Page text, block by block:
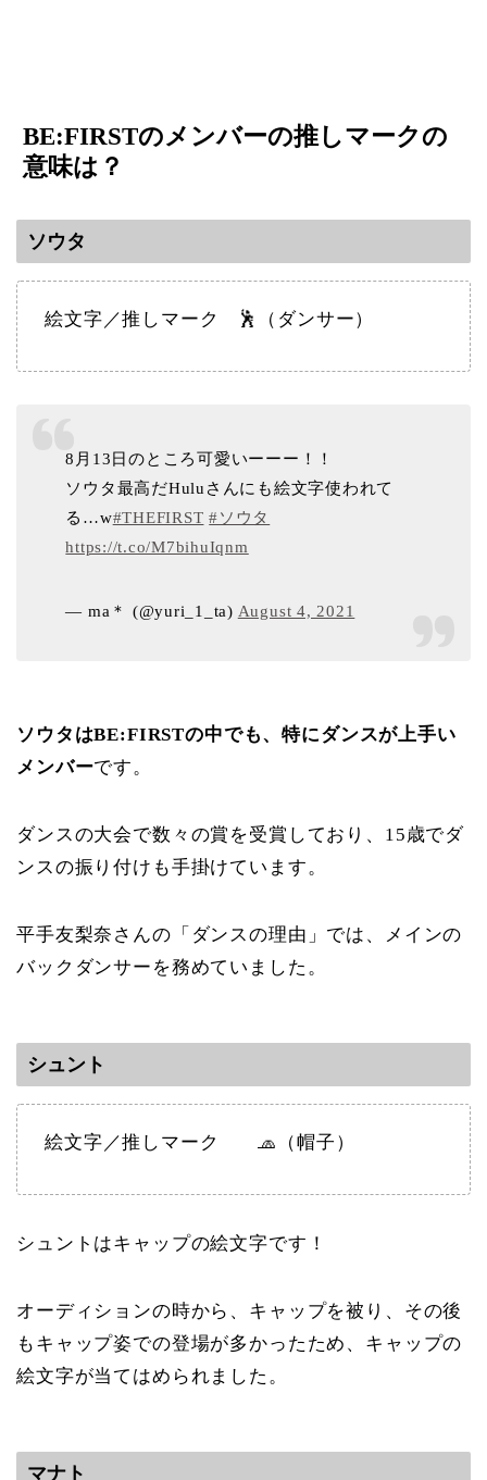
BE:FIRSTのメンバーの推しマークの
意味は？
ソウタ
絵文字／推しマーク 🕺（ダンサー）
8月13日のところ可愛いーーー！！
ソウタ最高だHuluさんにも絵文字使われて
る…w#THEFIRST #ソウタ
https://t.co/M7bihuIqnm
— ma＊ (@yuri_1_ta) August 4, 2021
ソウタはBE:FIRSTの中でも、特にダンスが上手い
メンバーです。
ダンスの大会で数々の賞を受賞しており、15歳でダ
ンスの振り付けも手掛けています。
平手友梨奈さんの「ダンスの理由」では、メインの
バックダンサーを務めていました。
シュント
絵文字／推しマーク 🧢（帽子）
シュントはキャップの絵文字です！
オーディションの時から、キャップを被り、その後
もキャップ姿での登場が多かったため、キャップの
絵文字が当てはめられました。
マナト